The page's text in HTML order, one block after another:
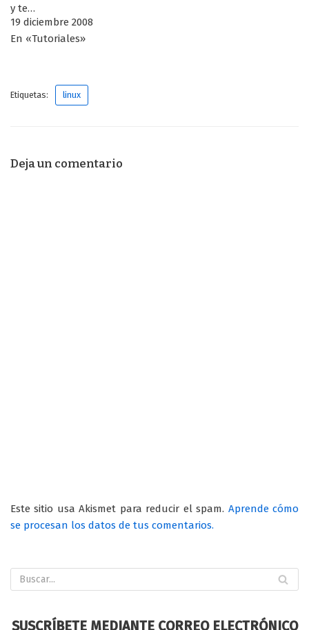
y te…
19 diciembre 2008
En «Tutoriales»
Etiquetas: linux
Deja un comentario
Este sitio usa Akismet para reducir el spam. Aprende cómo
se procesan los datos de tus comentarios.
SUSCRÍBETE MEDIANTE CORREO ELECTRÓNICO